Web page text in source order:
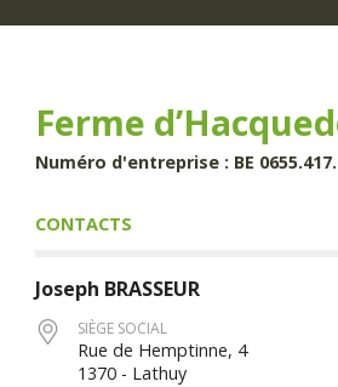
principalFerme
Numéro d'entreprise : BE
CONTACTS
Joseph BRASSEUR
SIÈGE SOCIAL
Rue de Hemptinne, 4
1370 - Lathuy